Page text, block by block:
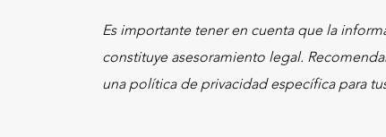
Es importante tener en cuenta que la
constituye asesoramiento legal.
una política de privacidad específica para